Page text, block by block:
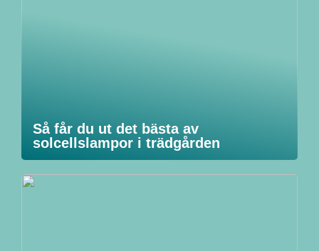
Så får du ut det bästa av
solcellslampor i trädgården